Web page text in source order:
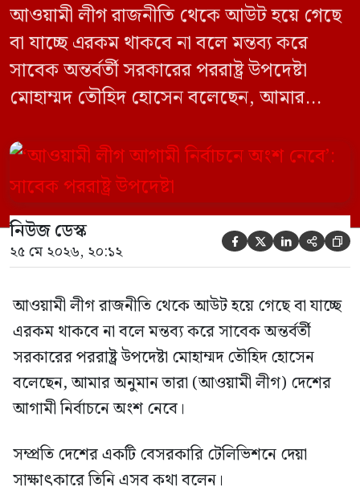
আওয়ামী লীগ রাজনীতি থেকে আউট হয়ে গেছে
বা যাচ্ছে এরকম থাকবে না বলে মন্তব্য করে
সাবেক অন্তর্বর্তী সরকারের পররাষ্ট্র উপদেষ্টা
মোহাম্মদ তৌহিদ হোসেন বলেছেন, আমার
নির্বাচনে অংশ নেবে। সম্প্রতি দেশের একটি
বেসরকারি টেলিভিশনে দেয়া সাক্ষাৎকারে তিনি
এসব কথা বলেন। আওয়ামী লীগ সরকারের সময়
হওয়া অত্যাচার-নিপীড়ন মানুষ ভুলে যাবে এমন
[…]
নিউজ ডেস্ক
২৫ মে ২০২৬, ২০:১২     
আওয়ামী লীগ রাজনীতি থেকে আউট হয়ে গেছে বা যাচ্ছে
এরকম থাকবে না বলে মন্তব্য করে সাবেক অন্তর্বর্তী
সরকারের পররাষ্ট্র উপদেষ্টা মোহাম্মদ তৌহিদ হোসেন
বলেছেন, আমার অনুমান তারা (আওয়ামী লীগ) দেশের
আগামী নির্বাচনে অংশ নেবে।
সম্প্রতি দেশের একটি বেসরকারি টেলিভিশনে দেয়া
সাক্ষাৎকারে তিনি এসব কথা বলেন।